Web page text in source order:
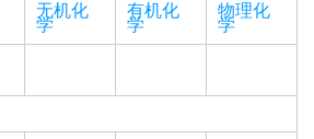
无机化
学
有机化
学
物理化
学